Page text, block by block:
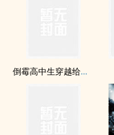
倒霉高中生穿越给龙傲天做老婆